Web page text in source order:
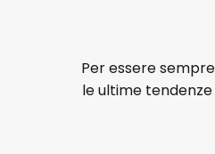
Per essere
le ultime